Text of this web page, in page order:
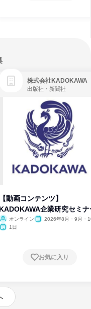
株式会社KADOKAWA
出版社・新聞社
【動画コンテンツ】
KADOKAWA企業研究セミナ
オンライン
2026年8月・9月・
1日
お気に入り